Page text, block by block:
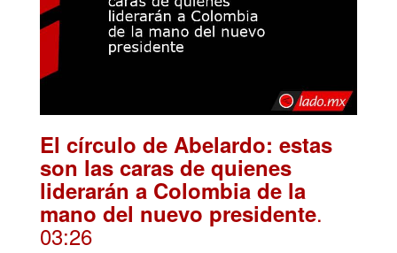
El círculo de Abelardo: estas
son las caras de quienes
liderarán a Colombia de la
mano del nuevo presidente.
03:26